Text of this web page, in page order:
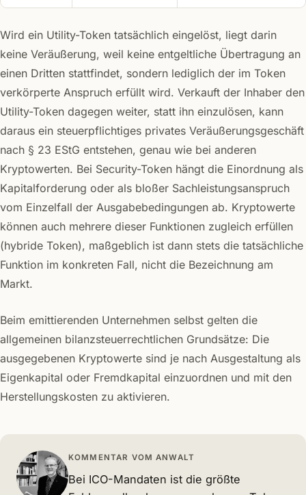
Wird ein Utility-Token tatsächlich eingelöst, liegt darin
keine Veräußerung, weil keine entgeltliche Übertragung an
einen Dritten stattfindet, sondern lediglich der im Token
verkörperte Anspruch erfüllt wird. Verkauft der Inhaber den
Utility-Token dagegen weiter, statt ihn einzulösen, kann
daraus ein steuerpflichtiges privates Veräußerungsgeschäft
nach § 23 EStG entstehen, genau wie bei anderen
Kryptowerten. Bei Security-Token hängt die Einordnung als
Kapitalforderung oder als bloßer Sachleistungsanspruch
vom Einzelfall der Ausgabebedingungen ab. Kryptowerte
können auch mehrere dieser Funktionen zugleich erfüllen
(hybride Token), maßgeblich ist dann stets die tatsächliche
Funktion im konkreten Fall, nicht die Bezeichnung am
Markt.
Beim emittierenden Unternehmen selbst gelten die
allgemeinen bilanzsteuerrechtlichen Grundsätze: Die
ausgegebenen Kryptowerte sind je nach Ausgestaltung als
Eigenkapital oder Fremdkapital einzuordnen und mit den
Herstellungskosten zu aktivieren.
KOMMENTAR VOM ANWALT
Bei ICO-Mandaten ist die größte